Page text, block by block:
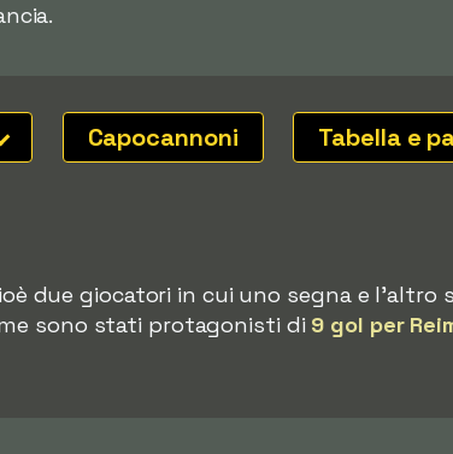
Capocannoni Tabella e
due giocatori in cui uno segna e l'altro
sono stati protagonisti di 9 gol per